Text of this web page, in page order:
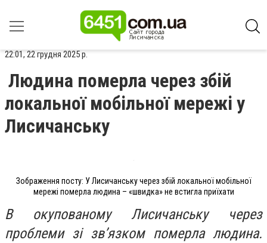
22:01, 22 грудня 2025 р.
Людина померла через збій
локальної мобільної мережі у
Лисичанську
Зображення посту: У Лисичанську через збій локальної мобільної
мережі померла людина – «швидка» не встигла приїхати
В окупованому Лисичанську через
проблеми зі зв’язком померла людина.